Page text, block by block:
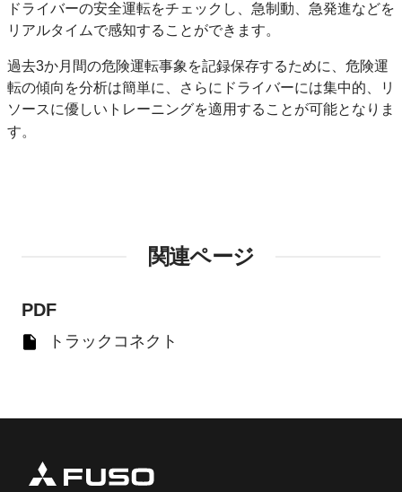
ドライバーの安全運転をチェックし、急制動、急発進などを
リアルタイムで感知することができます。
過去3か月間の危険運転事象を記録保存するために、危険運
転の傾向を分析は簡単に、さらにドライバーには集中的、リ
ソースに優しいトレーニングを適用することが可能となりま
す。
関連ページ
PDF
トラックコネクト